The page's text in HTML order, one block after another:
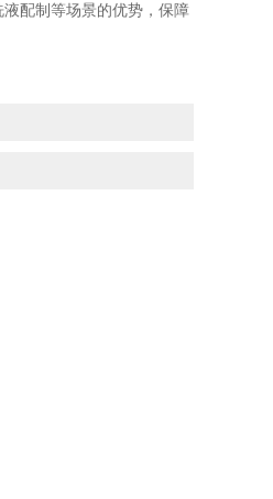
配制等场景的优势，保障